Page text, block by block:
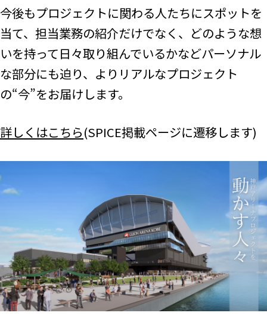
今後もプロジェクトに関わる人たちにスポットを
当て、担当業務の紹介だけでなく、どのような想
いを持って日々取り組んでいるかなどパーソナル
な部分にも迫り、よりリアルなプロジェクト
の“今”をお届けします。
詳しくはこちら(SPICE掲載ページに遷移します)